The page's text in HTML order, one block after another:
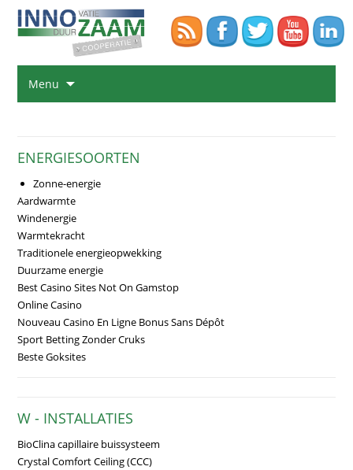
Menu
ENERGIESOORTEN
Zonne-energie
Aardwarmte
Windenergie
Warmtekracht
Traditionele energieopwekking
Duurzame energie
Best Casino Sites Not On Gamstop
Online Casino
Nouveau Casino En Ligne Bonus Sans Dépôt
Sport Betting Zonder Cruks
Beste Goksites
W - INSTALLATIES
BioClina capillaire buissysteem
Crystal Comfort Ceiling (CCC)